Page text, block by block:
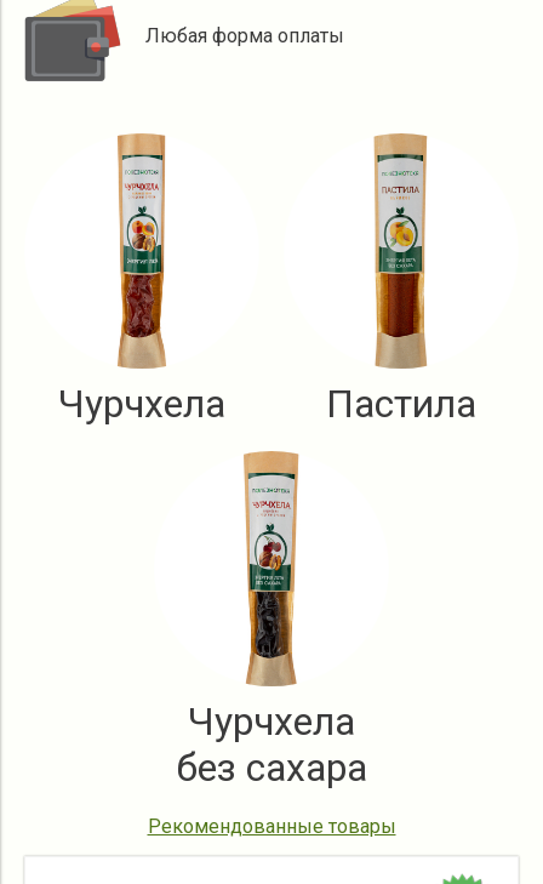
Любая форма оплаты
Чурчхела Пастила
Чурчхела
без сахара
Рекомендованные товары